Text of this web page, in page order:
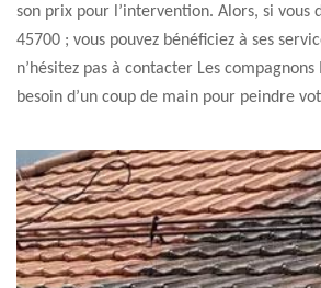
son prix pour l’intervention. Alors, si vous
45700 ; vous pouvez bénéficiez à ses
n’hésitez pas à contacter Les
besoin d’un coup de main pour peindre